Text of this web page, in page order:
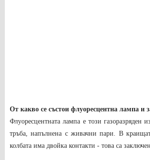
От какво се състои флуоресцентна лампа и
Флуоресцентната лампа е този газоразряден
тръба, напълнена с живачни пари. В
колбата има двойка контакти - това са